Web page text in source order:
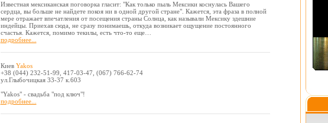
Известная мексиканская поговорка гласит: "Как только пыль Мексики коснулась Вашего
сердца, вы больше не найдете покоя ни в одной другой стране". Кажется, эта фраза в полной
мере отражает впечатления от посещения страны Солнца, как называли Мексику здешние
индейцы. Приехав сюда, не сразу понимаешь, откуда возникает ощущение постоянного
счастья. Кажется, помимо текилы, есть что-то еще…
подробнее...
Киев Yakos
+38 (044) 232-51-99, 417-03-47, (067) 766-62-74
ул.Глыбочицкая 33-37 к.603
"Yakos" - свадьба "под ключ"!
подробнее...